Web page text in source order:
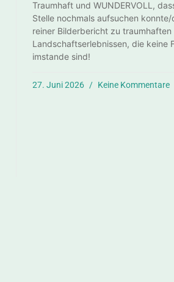
Traumhaft und WUNDERVOLL,
Stelle nochmals aufsuchen
reiner Bilderbericht zu traumhaften
Landschaftserlebnissen, die keine
imstande sind!
27. Juni 2026 Keine Kommentare